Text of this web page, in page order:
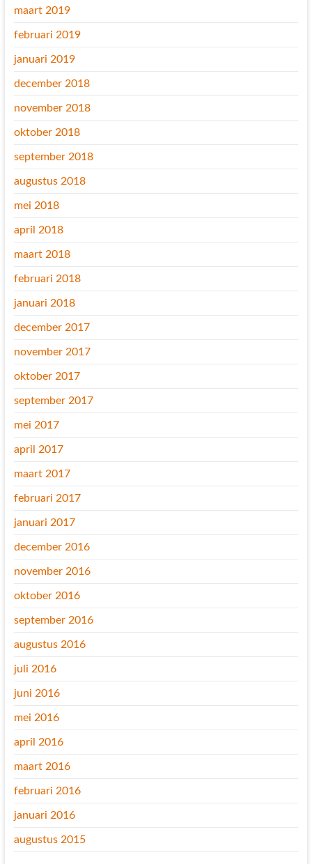
maart 2019
februari 2019
januari 2019
december 2018
november 2018
oktober 2018
september 2018
augustus 2018
mei 2018
april 2018
maart 2018
februari 2018
januari 2018
december 2017
november 2017
oktober 2017
september 2017
mei 2017
april 2017
maart 2017
februari 2017
januari 2017
december 2016
november 2016
oktober 2016
september 2016
augustus 2016
juli 2016
juni 2016
mei 2016
april 2016
maart 2016
februari 2016
januari 2016
augustus 2015